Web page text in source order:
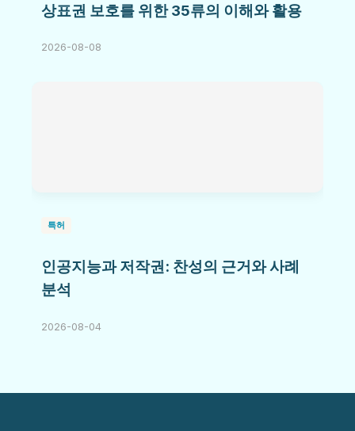
상표권 보호를 위한 35류의 이해와 활용
2026-08-08
특허
인공지능과 저작권: 찬성의 근거와 사례
분석
2026-08-04